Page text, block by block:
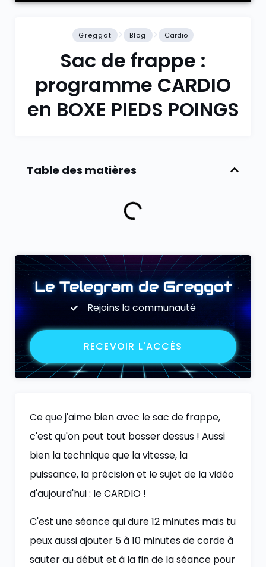
Greggot Blog Cardio
Sac de frappe :
programme CARDIO
en BOXE PIEDS POINGS
Ce que j'aime bien avec le sac de frappe,
c'est qu'on peut tout bosser dessus ! Aussi
bien la technique que la vitesse, la
puissance, la précision et le sujet de la vidéo
d'aujourd'hui : le CARDIO !
C'est une séance qui dure 12 minutes mais tu
peux aussi ajouter 5 à 10 minutes de corde à
sauter au début et à la fin de la séance pour
Table des matières
Le Telegram de Greggot
Rejoins la communauté
RECEVOIR L'ACCÈS